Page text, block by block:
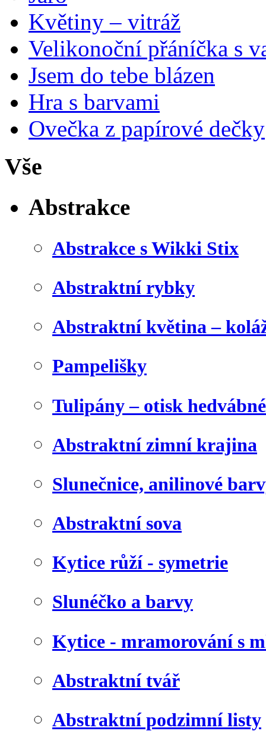
Květiny – vitráž
Velikonoční přáníčka s
Jsem do tebe blázen
Hra s barvami
Ovečka z papírové dečky
Vše
Abstrakce
Abstrakce s Wikki Stix
Abstraktní rybky
Abstraktní květina –
Pampelišky
Tulipány – otisk
Abstraktní zimní krajina
Slunečnice, anilinové
Abstraktní sova
Kytice růží - symetrie
Slunéčko a barvy
Kytice - mramorování s
Abstraktní tvář
Abstraktní podzimní listy